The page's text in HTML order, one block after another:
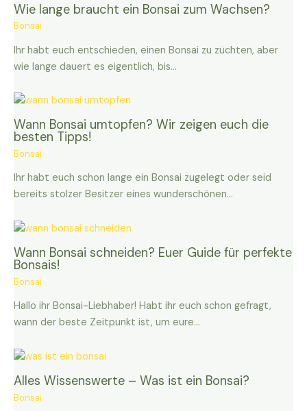
Wie lange braucht ein Bonsai zum Wachsen?
Bonsai
Ihr habt euch entschieden, einen Bonsai zu züchten, aber
wie lange dauert es eigentlich, bis…
Wann Bonsai umtopfen? Wir zeigen euch die
besten Tipps!
Bonsai
Ihr habt euch schon lange ein Bonsai zugelegt oder seid
bereits stolzer Besitzer eines wunderschönen…
Wann Bonsai schneiden? Euer Guide für perfekte
Bonsais!
Bonsai
Hallo ihr Bonsai-Liebhaber! Habt ihr euch schon gefragt,
wann der beste Zeitpunkt ist, um eure…
Alles Wissenswerte – Was ist ein Bonsai?
Bonsai